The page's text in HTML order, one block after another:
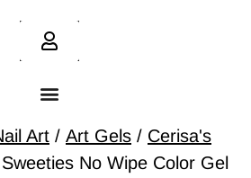
Art / Art Gels / Cerisa's
No Wipe Color Gel